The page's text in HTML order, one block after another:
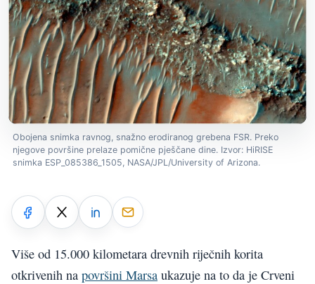
Obojena snimka ravnog, snažno erodiranog grebena FSR. Preko
njegove površine prelaze pomične pješčane dine. Izvor: HiRISE
snimka ESP_085386_1505, NASA/JPL/University of Arizona.
Više od 15.000 kilometara drevnih riječnih korita
otkrivenih na površini Marsa ukazuje na to da je Crveni